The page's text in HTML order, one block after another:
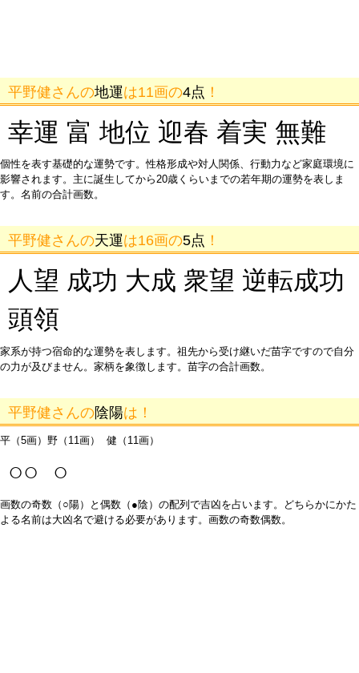
平野健さんの地運は11画の4点 ！
幸運 富 地位 迎春 着実 無難
個性を表す基礎的な運勢です。性格形成や対人関係、行動力など家庭環境に
影響されます。主に誕生してから20歳くらいまでの若年期の運勢を表しま
す。名前の合計画数。
平野健さんの天運は16画の5点 ！
人望 成功 大成 衆望 逆転成功
頭領
家系が持つ宿命的な運勢を表します。祖先から受け継いだ苗字ですので自分
の力が及びません。家柄を象徴します。苗字の合計画数。
平野健さんの陰陽は！
平（5画）野（11画） 健（11画）
○○ ○
画数の奇数（○陽）と偶数（●陰）の配列で吉凶を占います。どちらかにかた
よる名前は大凶名で避ける必要があります。画数の奇数偶数。